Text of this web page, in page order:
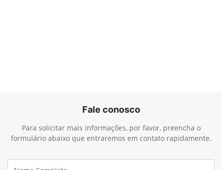
Fale conosco
Para solicitar mais informações, por favor, preencha o
formulário abaixo que entraremos em contato rapidamente.